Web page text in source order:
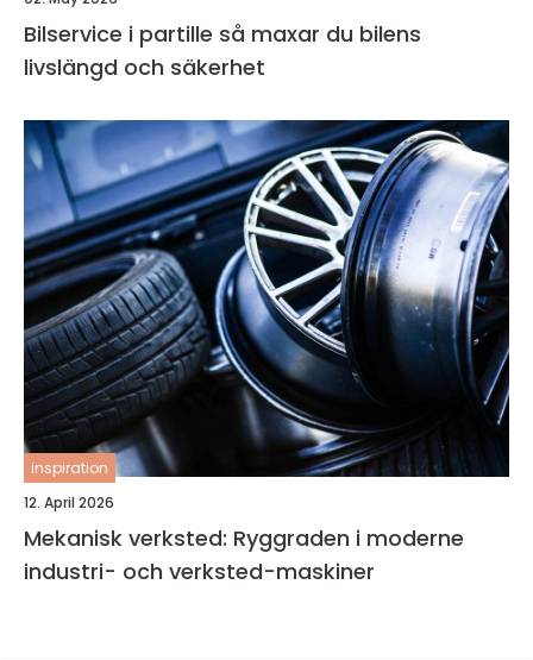
Bilservice i partille så maxar du bilens
livslängd och säkerhet
inspiration
12. April 2026
Mekanisk verksted: Ryggraden i moderne
industri- och verksted-maskiner